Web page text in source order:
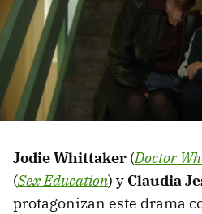
Jodie Whittaker (Doctor
(Sex Education) y Claudia
protagonizan este drama